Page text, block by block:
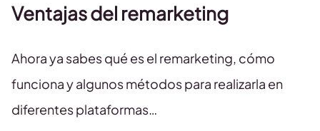
Ventajas del remarketing
Ahora ya sabes qué es el remarketing, cómo
funciona y algunos métodos para realizarla en
diferentes plataformas…